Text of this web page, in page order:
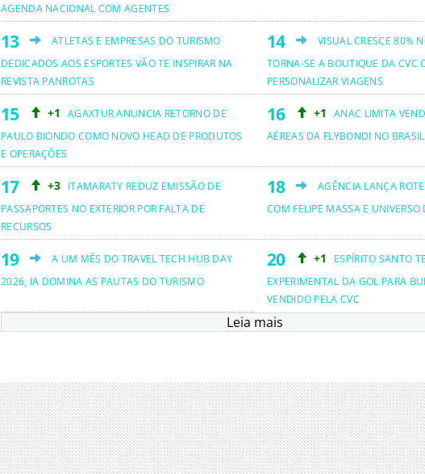
AGENDA NACIONAL COM AGENTES
ATLETAS E EMPRESAS DO TURISMO
DEDICADOS AOS ESPORTES VÃO TE INSPIRAR NA
REVISTA PANROTAS
VISUAL CRESCE 80%
TORNA-SE A BOUTIQUE DA CVC
PERSONALIZAR VIAGENS
+1
AGAXTUR ANUNCIA RETORNO DE
PAULO BIONDO COMO NOVO HEAD DE PRODUTOS
E OPERAÇÕES
+1
ANAC LIMITA
AÉREAS DA FLYBONDI NO BRASIL
+3 ITAMARATY REDUZ EMISSÃO DE
PASSAPORTES NO EXTERIOR POR FALTA DE
RECURSOS
AGÊNCIA LANÇA
COM FELIPE MASSA E UNIVERSO
A UM MÊS DO TRAVEL TECH HUB DAY
2026, IA DOMINA AS PAUTAS DO TURISMO
+1
ESPÍRITO SANTO
EXPERIMENTAL DA GOL PARA
VENDIDO PELA CVC
Leia mais